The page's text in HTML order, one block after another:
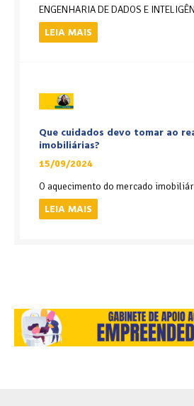
ENGENHARIA DE DADOS E
LEIA MAIS
Que cuidados devo tomar ao
imobiliárias?
15/09/2024
O aquecimento do mercado
LEIA MAIS